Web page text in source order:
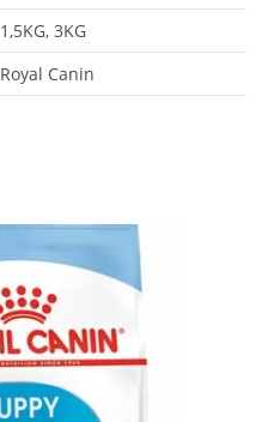
1,5KG, 3KG
Royal Canin